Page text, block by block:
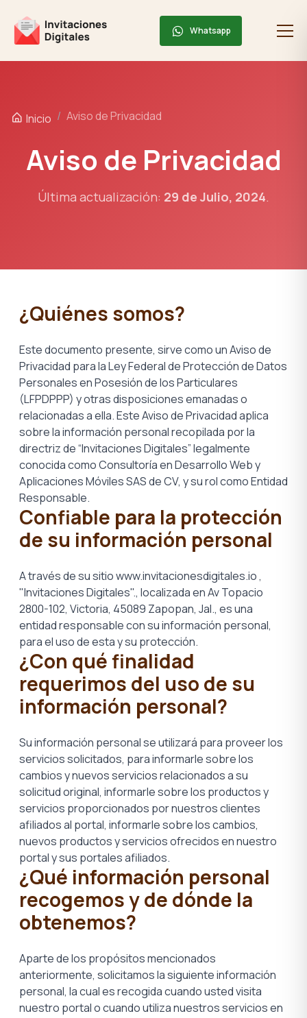
Whatsapp
Inicio Aviso de Privacidad
Aviso de Privacidad
Última actualización: 29 de Julio, 2024.
¿Quiénes somos?
Este documento presente, sirve como un Aviso de
Privacidad para la Ley Federal de Protección de Datos
Personales en Posesión de los Particulares
(LFPDPPP) y otras disposiciones emanadas o
relacionadas a ella. Este Aviso de Privacidad aplica
sobre la información personal recopilada por la
directriz de “Invitaciones Digitales” legalmente
conocida como Consultoría en Desarrollo Web y
Aplicaciones Móviles SAS de CV, y su rol como Entidad
Responsable.
Confiable para la protección
de su información personal
A través de su sitio www.invitacionesdigitales.io ,
"Invitaciones Digitales"., localizada en Av Topacio
2800-102, Victoria, 45089 Zapopan, Jal., es una
entidad responsable con su información personal,
para el uso de esta y su protección.
¿Con qué finalidad
requerimos del uso de su
información personal?
Su información personal se utilizará para proveer los
servicios solicitados, para informarle sobre los
cambios y nuevos servicios relacionados a su
solicitud original, informarle sobre los productos y
servicios proporcionados por nuestros clientes
afiliados al portal, informarle sobre los cambios,
nuevos productos y servicios ofrecidos en nuestro
portal y sus portales afiliados.
¿Qué información personal
recogemos y de dónde la
obtenemos?
Aparte de los propósitos mencionados
anteriormente, solicitamos la siguiente información
personal, la cual es recogida cuando usted visita
nuestro portal o cuando utiliza nuestros servicios en